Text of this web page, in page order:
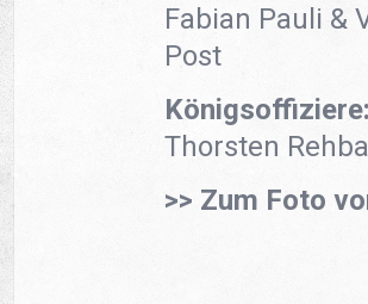
Fabian Pauli &
Post
Königsoffiziere:
Thorsten
>> Zum Foto